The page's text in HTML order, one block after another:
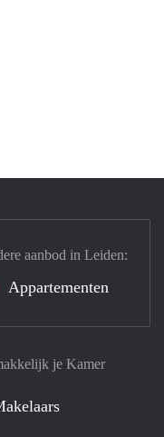
je Kamer
aanbod in Leiden:
Appartementen